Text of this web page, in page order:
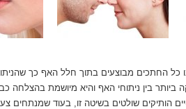
כל החתכים מבוצעים בתוך חלל האף כך
הותיקים שולטים בשיטה זו, בעוד שמנתחים